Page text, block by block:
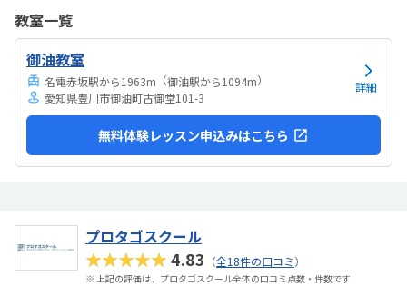
の調査書のためMOSの資格が必要と伝えたところすぐに対応していた
だきました。その後の資格の取得にも積極的に動いてくださり子ども
の自信につながっています。教室の開所時から通っていますが、特に
説明なく講師の先生が何度か替わりました。今は落...
教室一覧
御油教室
名電赤坂駅から1963m （御油駅から1094m）
愛知県豊川市御油町古御堂101-3
詳細
無料体験レッスン申込みはこちら
プロタゴスクール
★★★★★4.83 （全18件の口コミ）
※ 上記の評価は、プロタゴスクール全体の口コミ点数・件数です